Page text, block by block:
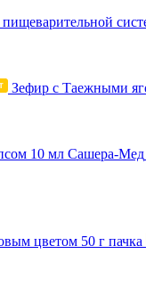
Зефир с Таежными